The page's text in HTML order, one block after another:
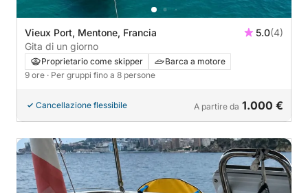
Vieux Port, Mentone, Francia 5.0(4)
Gita di un giorno
Proprietario come skipper
Barca a motore
9 ore · Per gruppi fino a 8 persone
Cancellazione flessibile A partire da 1.000 €